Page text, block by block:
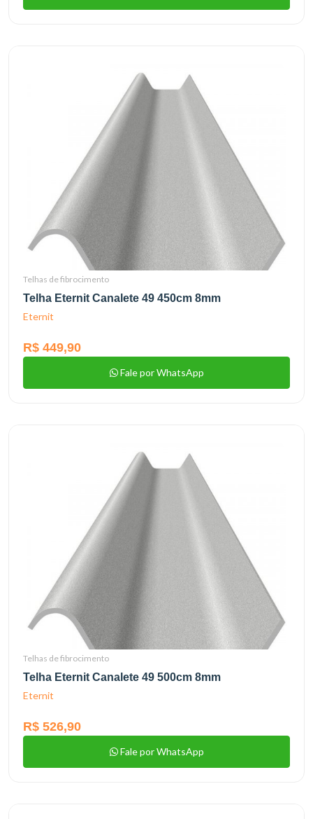
Telhas de fibrocimento
Telha Eternit Canalete 49 450cm 8mm
Eternit
R$ 449,90
Fale por WhatsApp
Telhas de fibrocimento
Telha Eternit Canalete 49 500cm 8mm
Eternit
R$ 526,90
Fale por WhatsApp